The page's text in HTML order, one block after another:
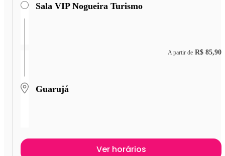
Sala VIP Nogueira Turismo
Guarujá
A partir de R$ 85,90
Ver horários